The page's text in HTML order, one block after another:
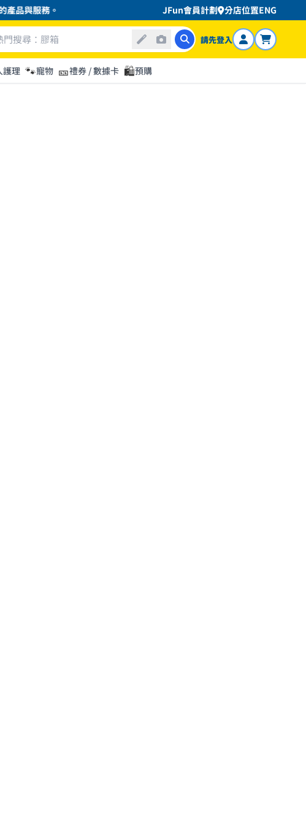
與服務。 JFun會員計劃 分店位置ENG
請先登入
護理 🐾寵物 🎫禮券 / 數據卡 🛍️預購